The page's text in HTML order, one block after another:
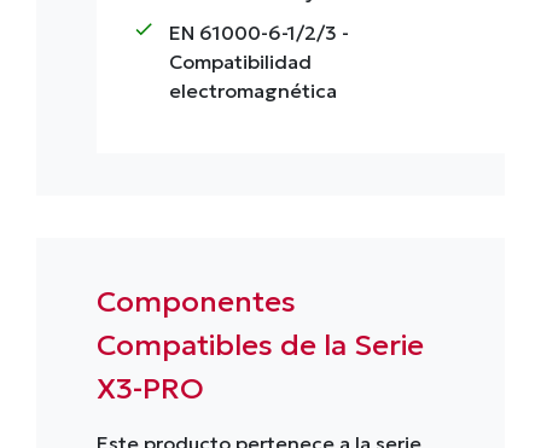
check EN 61000-6-1/2/3 -
Compatibilidad
electromagnética
Componentes
Compatibles de la Serie
X3-PRO